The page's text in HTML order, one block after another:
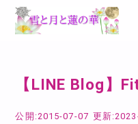
【LINE Blog】
公開:2015-07-07 更新